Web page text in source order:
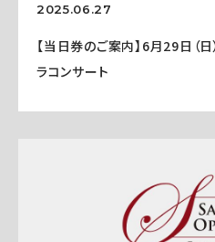
2025.06.27
【当日券のご案内】6月29日（
ラコンサート